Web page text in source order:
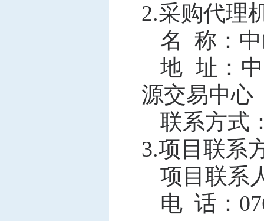
2.采购代理
名
称：
地 址：
源交易中心
联系方式
3.项目联系
项目联系
电 话：